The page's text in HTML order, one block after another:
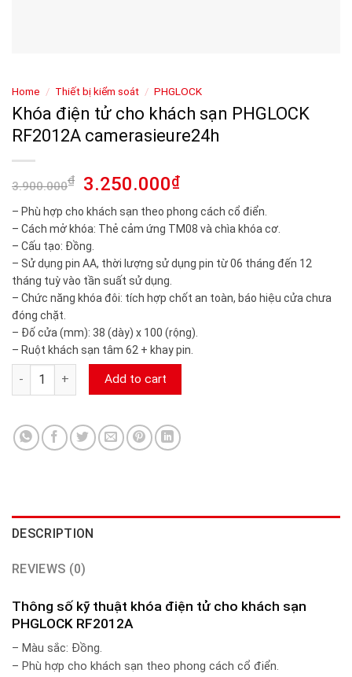
Home / Thiết bị kiểm soát / PHGLOCK
Khóa điện tử cho khách sạn PHGLOCK
RF2012A camerasieure24h
3.900.000₫ 3.250.000₫
– Phù hợp cho khách sạn theo phong cách cổ điển.
– Cách mở khóa: Thẻ cảm ứng TM08 và chìa khóa cơ.
– Cấu tạo: Đồng.
– Sử dụng pin AA, thời lượng sử dụng pin từ 06 tháng đến 12
tháng tuỳ vào tần suất sử dụng.
– Chức năng khóa đôi: tích hợp chốt an toàn, báo hiệu cửa chưa
đóng chặt.
– Đố cửa (mm): 38 (dày) x 100 (rộng).
– Ruột khách sạn tâm 62 + khay pin.
Khóa điện tử cho khách sạn PHGLOCK RF2012A
Add to cart
DESCRIPTION
REVIEWS (0)
Thông số kỹ thuật khóa điện tử cho khách sạn
PHGLOCK RF2012A
– Màu sắc: Đồng.
– Phù hợp cho khách sạn theo phong cách cổ điển.